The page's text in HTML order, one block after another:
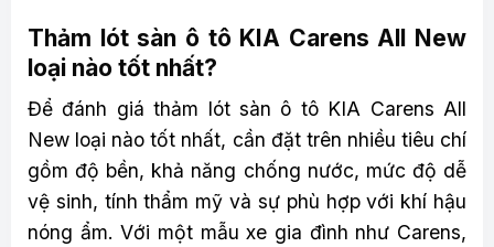
Thảm lót sàn ô tô KIA Carens All New
loại nào tốt nhất?
Để đánh giá thảm lót sàn ô tô KIA Carens All
New loại nào tốt nhất, cần đặt trên nhiều tiêu chí
gồm độ bền, khả năng chống nước, mức độ dễ
vệ sinh, tính thẩm mỹ và sự phù hợp với khí hậu
nóng ẩm. Với một mẫu xe gia đình như Carens,